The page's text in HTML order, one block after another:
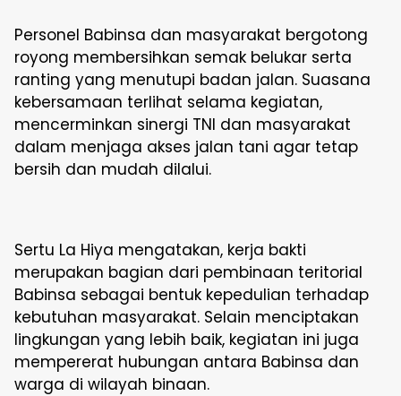
Personel Babinsa dan masyarakat bergotong
royong membersihkan semak belukar serta
ranting yang menutupi badan jalan. Suasana
kebersamaan terlihat selama kegiatan,
mencerminkan sinergi TNI dan masyarakat
dalam menjaga akses jalan tani agar tetap
bersih dan mudah dilalui.
Sertu La Hiya mengatakan, kerja bakti
merupakan bagian dari pembinaan teritorial
Babinsa sebagai bentuk kepedulian terhadap
kebutuhan masyarakat. Selain menciptakan
lingkungan yang lebih baik, kegiatan ini juga
mempererat hubungan antara Babinsa dan
warga di wilayah binaan.